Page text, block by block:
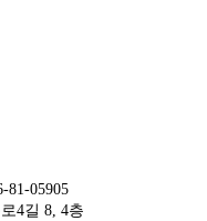
81-05905
4길 8, 4층